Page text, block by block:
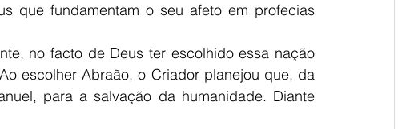
que fundamentam o seu afeto em profecias
no facto de Deus ter escolhido essa nação
escolher Abraão, o Criador planejou que, da
para a salvação da humanidade. Diante